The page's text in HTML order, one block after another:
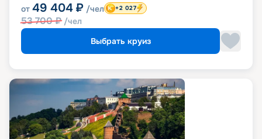
от 49 404 ₽ /чел
53 700₽ /чел
+2 027
Выбрать круиз